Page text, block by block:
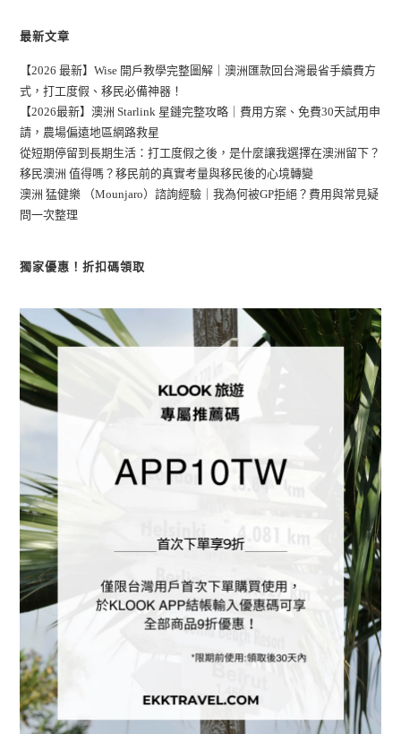
最新文章
【2026 最新】Wise 開戶教學完整圖解｜澳洲匯款回台灣最省手續費方
式，打工度假、移民必備神器！
【2026最新】澳洲 Starlink 星鏈完整攻略｜費用方案、免費30天試用申
請，農場偏遠地區網路救星
從短期停留到長期生活：打工度假之後，是什麼讓我選擇在澳洲留下？
移民澳洲 值得嗎？移民前的真實考量與移民後的心境轉變
澳洲 猛健樂 （Mounjaro）諮詢經驗｜我為何被GP拒絕？費用與常見疑
問一次整理
獨家優惠！折扣碼領取